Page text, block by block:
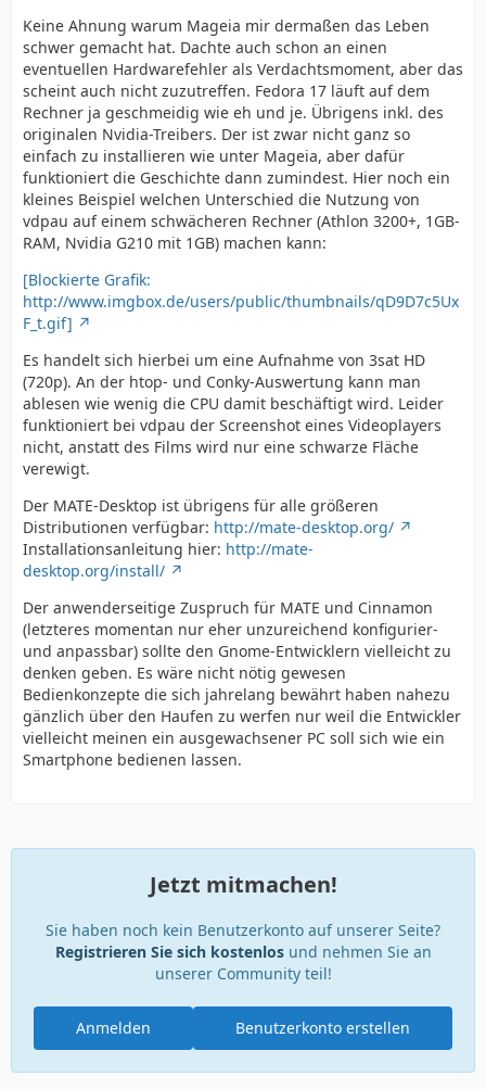
Keine Ahnung warum Mageia mir dermaßen das Leben
schwer gemacht hat. Dachte auch schon an einen
eventuellen Hardwarefehler als Verdachtsmoment, aber das
scheint auch nicht zuzutreffen. Fedora 17 läuft auf dem
Rechner ja geschmeidig wie eh und je. Übrigens inkl. des
originalen Nvidia-Treibers. Der ist zwar nicht ganz so
einfach zu installieren wie unter Mageia, aber dafür
funktioniert die Geschichte dann zumindest. Hier noch ein
kleines Beispiel welchen Unterschied die Nutzung von
vdpau auf einem schwächeren Rechner (Athlon 3200+, 1GB-
RAM, Nvidia G210 mit 1GB) machen kann:
[Blockierte Grafik:
http://www.imgbox.de/users/public/thumbnails/qD9D7c5Ux
F_t.gif]
Es handelt sich hierbei um eine Aufnahme von 3sat HD
(720p). An der htop- und Conky-Auswertung kann man
ablesen wie wenig die CPU damit beschäftigt wird. Leider
funktioniert bei vdpau der Screenshot eines Videoplayers
nicht, anstatt des Films wird nur eine schwarze Fläche
verewigt.
Der MATE-Desktop ist übrigens für alle größeren
Distributionen verfügbar: http://mate-desktop.org/
Installationsanleitung hier: http://mate-
desktop.org/install/
Der anwenderseitige Zuspruch für MATE und Cinnamon
(letzteres momentan nur eher unzureichend konfigurier-
und anpassbar) sollte den Gnome-Entwicklern vielleicht zu
denken geben. Es wäre nicht nötig gewesen
Bedienkonzepte die sich jahrelang bewährt haben nahezu
gänzlich über den Haufen zu werfen nur weil die Entwickler
vielleicht meinen ein ausgewachsener PC soll sich wie ein
Smartphone bedienen lassen.
Jetzt mitmachen!
Sie haben noch kein Benutzerkonto auf unserer Seite?
Registrieren Sie sich kostenlosund nehmen Sie an
unserer Community teil!
Benutzerkonto erstellen
Anmelden